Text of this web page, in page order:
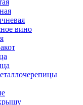
вино